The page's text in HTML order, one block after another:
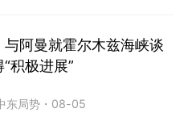
与阿曼就霍尔木兹海峡谈
积极进展”
东局势 ・ 08-05